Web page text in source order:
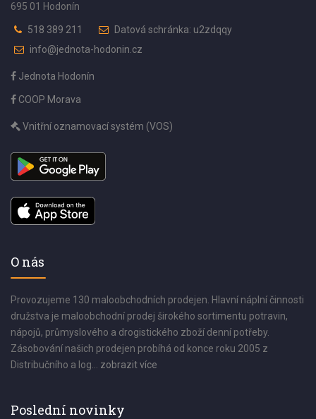
695 01 Hodonín
518 389 211
Datová schránka: u2zdqqy
info@jednota-hodonin.cz
Jednota Hodonín
COOP Morava
Vnitřní oznamovací systém (VOS)
O nás
Provozujeme 130 maloobchodních prodejen. Hlavní náplní činnosti
družstva je maloobchodní prodej širokého sortimentu potravin,
nápojů, průmyslového a drogistického zboží denní potřeby.
Zásobování našich prodejen probíhá od konce roku 2005 z
Distribučního a log... zobrazit více
Poslední novinky